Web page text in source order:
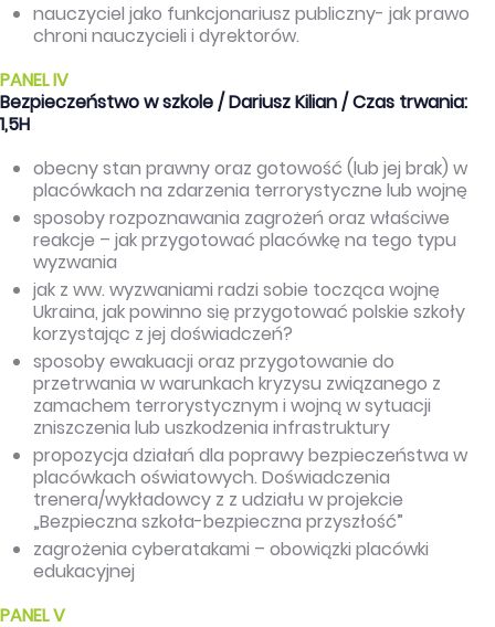
nauczyciel jako funkcjonariusz publiczny- jak prawo
chroni nauczycieli i dyrektorów.
PANEL IV
Bezpieczeństwo w szkole / Dariusz Kilian / Czas trwania:
1,5H
obecny stan prawny oraz gotowość (lub jej brak) w
placówkach na zdarzenia terrorystyczne lub wojnę
sposoby rozpoznawania zagrożeń oraz właściwe
reakcje – jak przygotować placówkę na tego typu
wyzwania
jak z ww. wyzwaniami radzi sobie tocząca wojnę
Ukraina, jak powinno się przygotować polskie szkoły
korzystając z jej doświadczeń?
sposoby ewakuacji oraz przygotowanie do
przetrwania w warunkach kryzysu związanego z
zamachem terrorystycznym i wojną w sytuacji
zniszczenia lub uszkodzenia infrastruktury
propozycja działań dla poprawy bezpieczeństwa w
placówkach oświatowych. Doświadczenia
trenera/wykładowcy z z udziału w projekcie
„Bezpieczna szkoła-bezpieczna przyszłość”
zagrożenia cyberatakami – obowiązki placówki
edukacyjnej
PANEL V